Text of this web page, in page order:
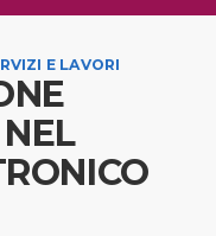
E LAVORI